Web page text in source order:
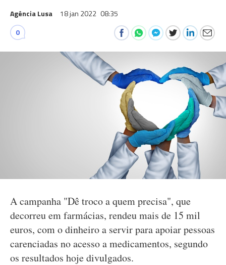
Agência Lusa 18 jan 2022 08:35
0
A campanha "Dê troco a quem precisa", que
decorreu em farmácias, rendeu mais de 15 mil
euros, com o dinheiro a servir para apoiar pessoas
carenciadas no acesso a medicamentos, segundo
os resultados hoje divulgados.